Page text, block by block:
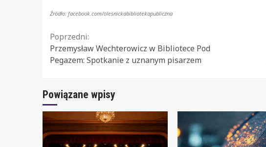
Źródło: facebook.com/olesnickabibliotekapubliczna
Continue
Reading
Poprzedni:
Przemysław Wechterowicz w Bibliotece Pod
Pegazem: Spotkanie z uznanym pisarzem
Powiązane wpisy